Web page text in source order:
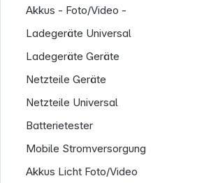
Akkus - Foto/Video -
Ladegeräte Universal
Ladegeräte Geräte
Netzteile Geräte
Netzteile Universal
Batterietester
Mobile Stromversorgung
Akkus Licht Foto/Video
Service